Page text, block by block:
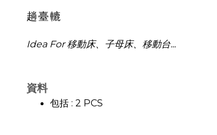
趟臺轆
Idea For 移動床、子母床、 移動台...
資料
包括 : 2 PCS